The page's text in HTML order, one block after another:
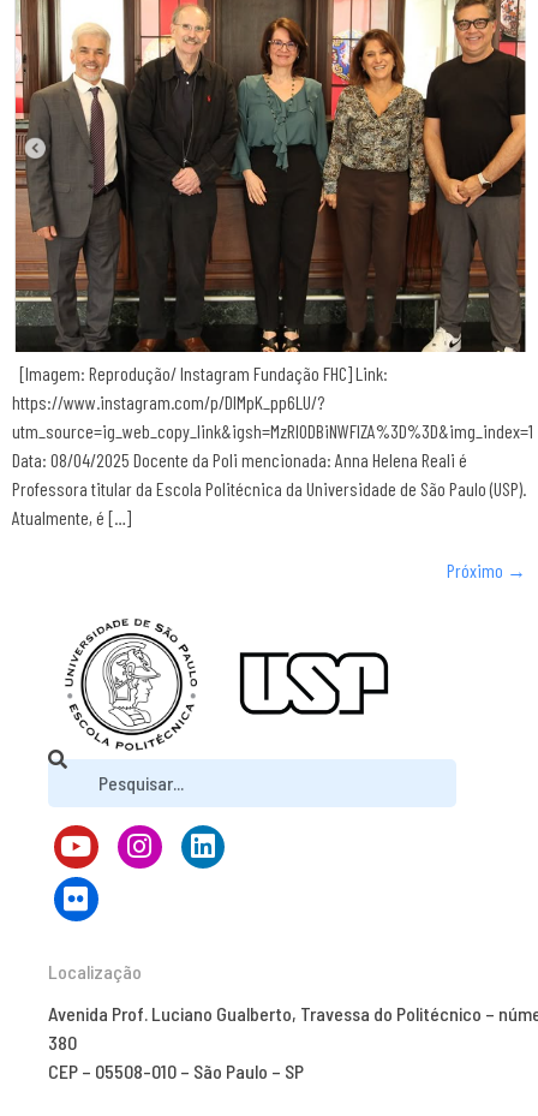
[Imagem: Reprodução/ Instagram Fundação FHC] Link:
https://www.instagram.com/p/DIMpK_pp6LU/?
utm_source=ig_web_copy_link&igsh=MzRlODBiNWFlZA%3D%3D&img_index=1
Data: 08/04/2025 Docente da Poli mencionada: Anna Helena Reali é
Professora titular da Escola Politécnica da Universidade de São Paulo (USP).
Atualmente, é […]
Próximo →
Localização
Avenida Prof. Luciano Gualberto, Travessa do Politécnico –
380
CEP – 05508-010 – São Paulo – SP